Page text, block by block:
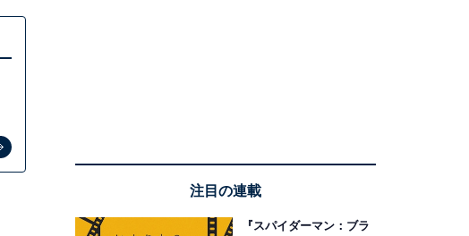
注目の連載
『スパイダーマン：ブラ